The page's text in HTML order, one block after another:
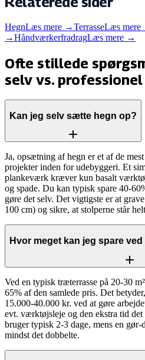
HegnLæs mere →TerrasseLæs mere
→HåndværkerfradragLæs mere →
Ofte stillede
selv vs. professionel
Kan jeg selv sætte hegn op?
Ja, opsætning af hegn er et af de
projekter inden for udebyggeri. Et
plankeværk kræver kun basalt
og spade. Du kan typisk spare 40-
gøre det selv. Det vigtigste er at
100 cm) og sikre, at stolperne står
Hvor meget kan jeg spare
Ved en typisk træterrasse på 20-30
65% af den samlede pris. Det
15.000-40.000 kr. ved at gøre
evt. værktøjsleje og den ekstra tid
bruger typisk 2-3 dage, mens en
mindst det dobbelte.